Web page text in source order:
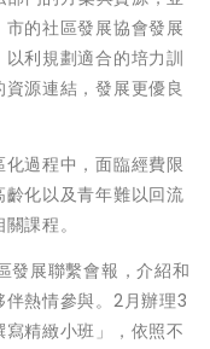
的社區發展協會發展
利規劃適合的培力訓
源連結，發展更優良
過程中，面臨經費限
化以及青年難以回流
課程。
發展聯繫會報，介紹和
熱情參與。2月辦理3
精緻小班」，依照不